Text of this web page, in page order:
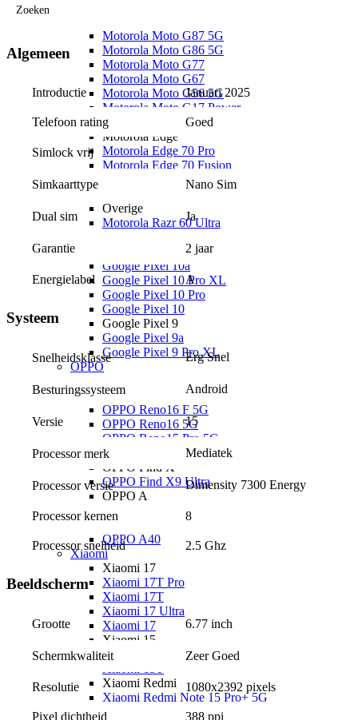
Motorola Moto G87 5G
Motorola Moto G86 5G
Motorola Moto G77
Motorola Moto G67
Motorola Moto G56 5G
Motorola Moto G17 Power
Motorola Moto G17
Motorola Edge
Motorola Edge 70 Pro
Motorola Edge 70 Fusion
Motorola Edge 70
Overige
Motorola Razr 60 Ultra
Google Pixel 10a
Google Pixel 10 Pro XL
Google Pixel 10 Pro
Google Pixel 10
Google Pixel 9
Google Pixel 9a
Google Pixel 9 Pro XL
OPPO
OPPO Reno16 Pro 5G
OPPO Reno16 F 5G
OPPO Reno16 5G
OPPO Reno15 Pro 5G
OPPO Reno15 5G
OPPO Find X
OPPO Find X9 Ultra
OPPO A
OPPO A6 5G
OPPO A40
Xiaomi
Xiaomi 17
Xiaomi 17T Pro
Xiaomi 17T
Xiaomi 17 Ultra
Xiaomi 17
Xiaomi 15
Xiaomi 15T Pro
Xiaomi Redmi
Xiaomi Redmi Note 15 Pro+ 5G
Xiaomi Redmi Note 15 Pro 5G
Zoeken
Algemeen
Introductie Januari 2025
Telefoon rating Goed
Simlock vrij
Simkaarttype Nano Sim
Dual sim Ja
Garantie 2 jaar
Energielabel A
Systeem
Snelheidsklasse Erg Snel
Besturingssysteem Android
Versie 15
Processor merk Mediatek
Processor versie Dimensity 7300 Energy
Processor kernen 8
Processor snelheid 2.5 Ghz
Beeldscherm
Grootte 6.77 inch
Schermkwaliteit Zeer Goed
Resolutie 1080x2392 pixels
Pixel dichtheid 388 ppi